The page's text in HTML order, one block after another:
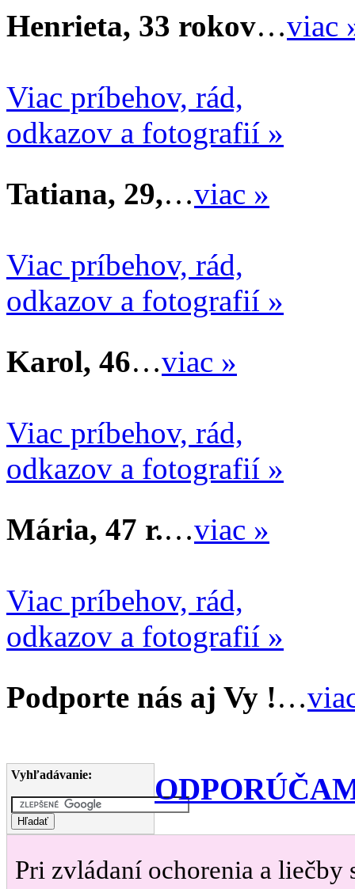
Henrieta, 33 rokov…viac
Viac príbehov, rád,
odkazov a fotografií »
Tatiana, 29,…viac »
Viac príbehov, rád,
odkazov a fotografií »
Karol, 46…viac »
Viac príbehov, rád,
odkazov a fotografií »
Mária, 47 r.…viac »
Viac príbehov, rád,
odkazov a fotografií »
Podporte nás aj Vy !…
Vyhľadávanie:
Pri zvládaní ochorenia a